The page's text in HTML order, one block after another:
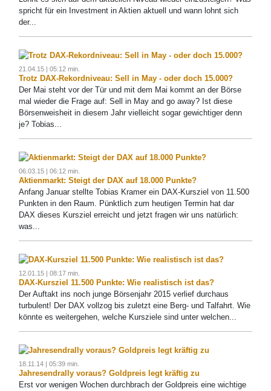
spricht für ein Investment in Aktien aktuell und wann lohnt sich
der...
21.04.15 | 05:12 min.
Trotz DAX-Rekordniveau: Sell in May - oder doch 15.000?
Der Mai steht vor der Tür und mit dem Mai kommt an der Börse
mal wieder die Frage auf: Sell in May and go away? Ist diese
Börsenweisheit in diesem Jahr vielleicht sogar gewichtiger denn
je? Tobias...
06.03.15 | 06:12 min.
Aktienmarkt: Steigt der DAX auf 18.000 Punkte?
Anfang Januar stellte Tobias Kramer ein DAX-Kursziel von 11.500
Punkten in den Raum. Pünktlich zum heutigen Termin hat dar
DAX dieses Kursziel erreicht und jetzt fragen wir uns natürlich:
was...
12.01.15 | 08:17 min.
DAX-Kursziel 11.500 Punkte: Wie realistisch ist das?
Der Auftakt ins noch junge Börsenjahr 2015 verlief durchaus
turbulent! Der DAX vollzog bis zuletzt eine Berg- und Talfahrt. Wie
könnte es weitergehen, welche Kursziele sind unter welchen...
18.11.14 | 05:39 min.
Jahresendrally voraus? Goldpreis legt kräftig zu
Erst vor wenigen Wochen durchbrach der Goldpreis eine wichtige